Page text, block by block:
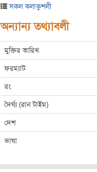
সকল কলাকুশলী
অন্যান্য তথ্যাবলী
মুক্তির তারিখ
ফরম্যাট
রং
দৈর্ঘ্য (রান টাইম)
দেশ
ভাষা